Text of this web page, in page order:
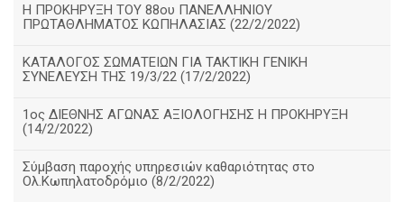
Η ΠΡΟΚΗΡΥΞΗ ΤΟΥ 88ου ΠΑΝΕΛΛΗΝΙΟΥ
ΠΡΩΤΑΘΛΗΜΑΤΟΣ ΚΩΠΗΛΑΣΙΑΣ (22/2/2022)
ΚΑΤΑΛΟΓΟΣ ΣΩΜΑΤΕΙΩΝ ΓΙΑ ΤΑΚΤΙΚΗ ΓΕΝΙΚΗ
ΣΥΝΕΛΕΥΣΗ ΤΗΣ 19/3/22 (17/2/2022)
1ος ΔΙΕΘΝΗΣ ΑΓΩΝΑΣ ΑΞΙΟΛΟΓΗΣΗΣ Η ΠΡΟΚΗΡΥΞΗ
(14/2/2022)
Σύμβαση παροχής υπηρεσιών καθαριότητας στο
Ολ.Κωπηλατοδρόμιο (8/2/2022)